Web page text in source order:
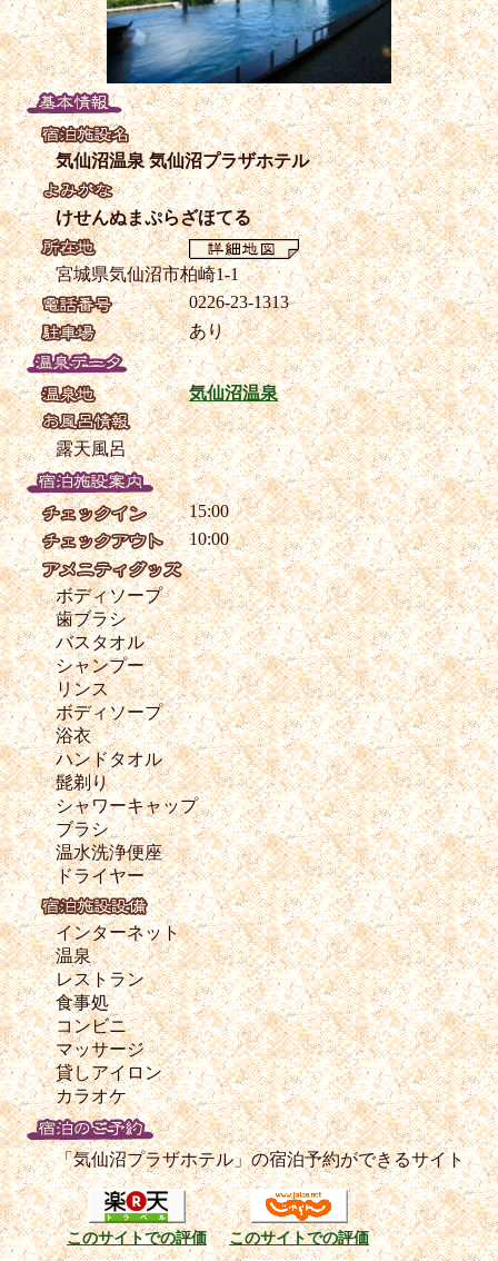
気仙沼温泉 気仙沼プラザホテル
けせんぬまぷらざほてる
宮城県気仙沼市柏崎1-1
0226-23-1313
あり
気仙沼温泉
露天風呂
15:00
10:00
ボディソープ
歯ブラシ
バスタオル
シャンプー
リンス
ボディソープ
浴衣
ハンドタオル
髭剃り
シャワーキャップ
ブラシ
温水洗浄便座
ドライヤー
インターネット
温泉
レストラン
食事処
コンビニ
マッサージ
貸しアイロン
カラオケ
「気仙沼プラザホテル」の宿泊予約ができるサイト
このサイトでの評価 このサイトでの評価